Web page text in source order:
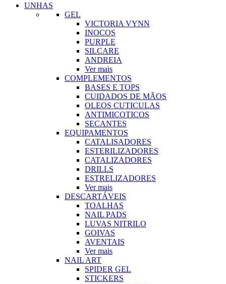
UNHAS
GEL
VICTORIA VYNN
INOCOS
PURPLE
SILCARE
ANDREIA
Ver mais
COMPLEMENTOS
BASES E TOPS
CUIDADOS DE MÃOS
OLEOS CUTICULAS
ANTIMICOTICOS
SECANTES
EQUIPAMENTOS
CATALISADORES
ESTERILIZADORES
CATALIZADORES
DRILLS
ESTRELIZADORES
Ver mais
DESCARTÁVEIS
TOALHAS
NAIL PADS
LUVAS NITRILO
GOIVAS
AVENTAIS
Ver mais
NAIL ART
SPIDER GEL
STICKERS